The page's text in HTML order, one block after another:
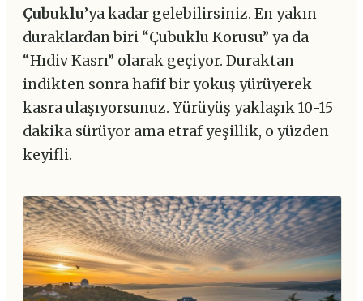
Çubuklu’ya kadar gelebilirsiniz. En yakın
duraklardan biri “Çubuklu Korusu” ya da
“Hıdiv Kasrı” olarak geçiyor. Duraktan
indikten sonra hafif bir yokuş yürüyerek
kasra ulaşıyorsunuz. Yürüyüş yaklaşık 10-15
dakika sürüyor ama etraf yeşillik, o yüzden
keyifli.